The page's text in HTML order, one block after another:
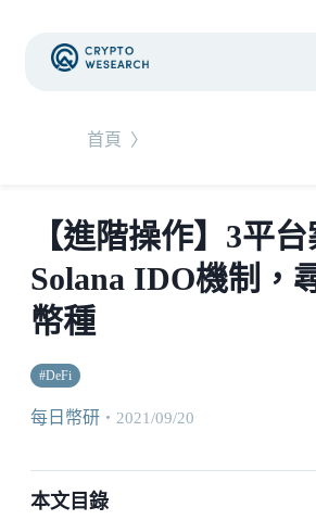
首頁 〉
【進階操作】3平
Solana IDO機制，
幣種
#DeFi
每日幣研 ・ 2021/09/20
本文目錄